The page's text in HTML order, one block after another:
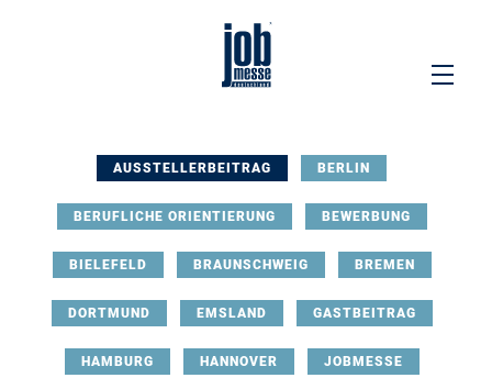
AUSSTELLERBEITRAG BERLIN
BERUFLICHE ORIENTIERUNG BEWERBUNG
BIELEFELD BRAUNSCHWEIG BREMEN
DORTMUND EMSLAND GASTBEITRAG
HAMBURG HANNOVER JOBMESSE